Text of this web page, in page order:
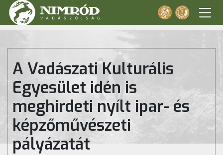
A Vadászati Kulturális
Egyesület idén is
meghirdeti nyílt ipar- és
képzőművészeti
pályázatát